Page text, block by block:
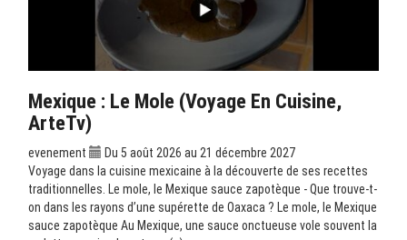
Mexique : Le Mole (Voyage En Cuisine,
ArteTv)
evenement
Du 5 août 2026 au 21 décembre 2027
Voyage dans la cuisine mexicaine à la découverte de ses recettes
traditionnelles. Le mole, le Mexique sauce zapotèque - Que trouve-t-
on dans les rayons d’une supérette de Oaxaca ? Le mole, le Mexique
sauce zapotèque Au Mexique, une sauce onctueuse vole souvent la